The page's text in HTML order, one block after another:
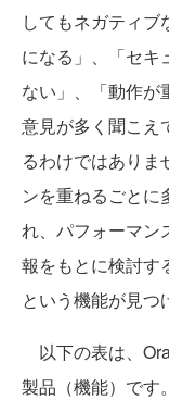
してもネガティ
になる」、「セキ
ない」、「動作が
意見が多く聞こえ
るわけではありま
ンを重ねるごとに
れ、パフォーマン
報をもとに検討す
という機能が見つ
以下の表は、
製品（機能）です